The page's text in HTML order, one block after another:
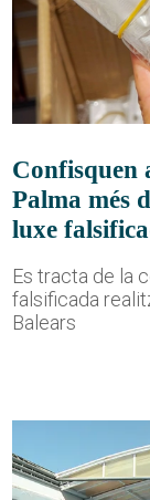
Confisquen
Palma més
luxe
Es tracta de la
falsificada
Balears